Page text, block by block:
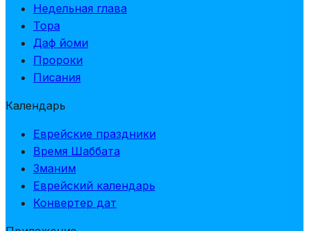
Недельная глава
Тора
Даф йоми
Пророки
Писания
Календарь
Еврейские праздники
Время Шаббата
Зманим
Еврейский календарь
Конвертер дат